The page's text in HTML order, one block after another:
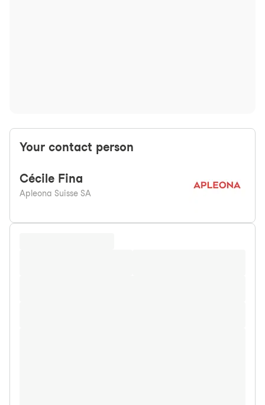
Your contact person
Cécile Fina
Apleona Suisse SA